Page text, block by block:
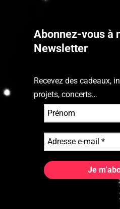
Abonnez-vous à
Newsletter
Recevez des cadeaux,
projets, concerts…